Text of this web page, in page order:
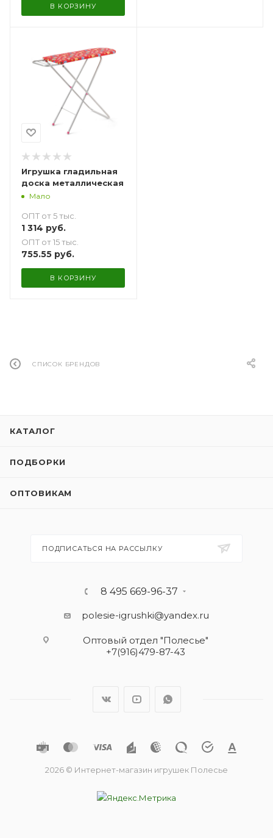
В КОРЗИНУ
Игрушка гладильная
доска металлическая
Мало
ОПТ от 5 тыс.
1 314 руб.
ОПТ от 15 тыс.
755.55 руб.
В КОРЗИНУ
СПИСОК БРЕНДОВ
КАТАЛОГ
ПОДБОРКИ
ОПТОВИКАМ
ПОДПИСАТЬСЯ НА РАССЫЛКУ
8 495 669-96-37
polesie-igrushki@yandex.ru
Оптовый отдел "Полесье"
+7(916)479-87-43
2026 © Интернет-магазин игрушек Полесье